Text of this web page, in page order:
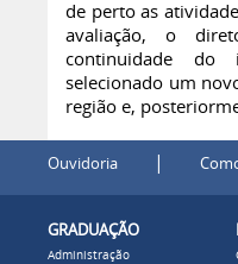
de perto as
avaliação, o
continuidade do
selecionado um
região e,
Ouvidoria |
GRADUAÇÃO
Administração